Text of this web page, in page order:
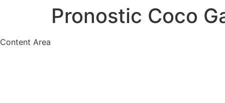
Pronostic Coco
Content Area